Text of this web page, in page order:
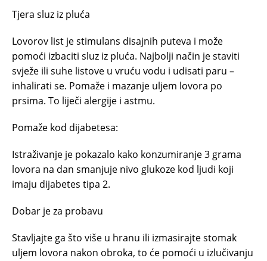
Tjera sluz iz pluća
Lovorov list je stimulans disajnih puteva i može
pomoći izbaciti sluz iz pluća. Najbolji način je staviti
svježe ili suhe listove u vruću vodu i udisati paru –
inhalirati se. Pomaže i mazanje uljem lovora po
prsima. To liječi alergije i astmu.
Pomaže kod dijabetesa:
Istraživanje je pokazalo kako konzumiranje 3 grama
lovora na dan smanjuje nivo glukoze kod ljudi koji
imaju dijabetes tipa 2.
Dobar je za probavu
Stavljajte ga što više u hranu ili izmasirajte stomak
uljem lovora nakon obroka, to će pomoći u izlučivanju